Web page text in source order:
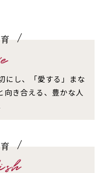
にし、「愛する」まな
向き合える、豊かな人